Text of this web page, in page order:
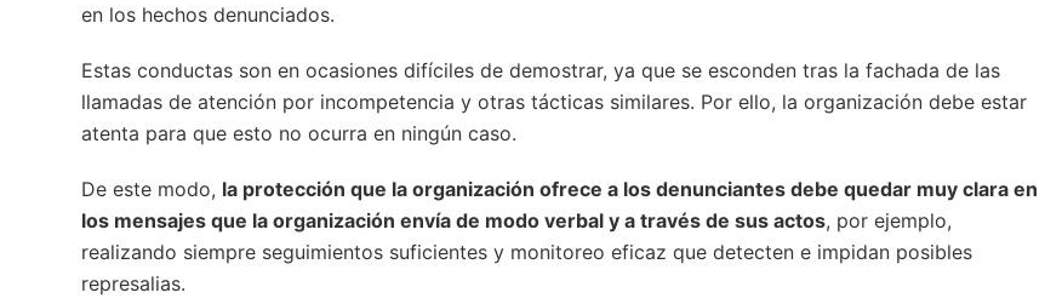
en los hechos denunciados.
Estas conductas son en ocasiones difíciles de demostrar, ya que se esconden tras la fachada de las
llamadas de atención por incompetencia y otras tácticas similares. Por ello, la organización debe estar
atenta para que esto no ocurra en ningún caso.
De este modo, la protección que la organización ofrece a los denunciantes debe quedar muy clara en
los mensajes que la organización envía de modo verbal y a través de sus actos, por ejemplo,
realizando siempre seguimientos suficientes y monitoreo eficaz que detecten e impidan posibles
represalias.